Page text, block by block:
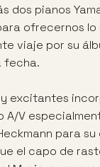
dos pianos
ofrecernos lo
viaje por su
fecha.
excitantes
A/V
para
el capo de